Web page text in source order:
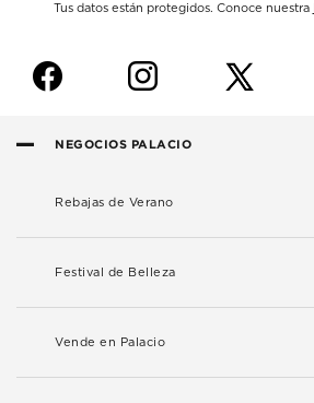
Tus datos están protegidos. Conoce nuestra
f i
NEGOCIOS PALACIO
Rebajas de Verano
Festival de Belleza
Vende en Palacio